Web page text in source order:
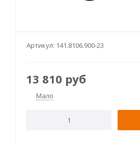
Артикул: 141.8106.900-23
13 810 руб
Мало